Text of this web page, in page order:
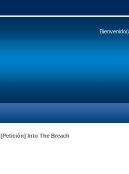
[Petición] Into The Breach